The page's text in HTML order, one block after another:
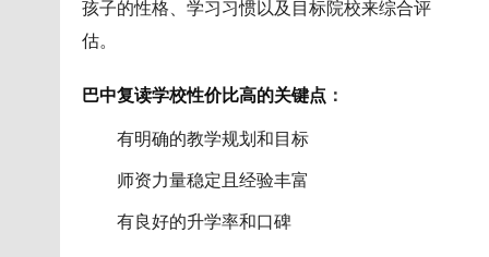
孩子的性格、学习习惯以及目标院校来综合评
估。
巴中复读学校性价比高的关键点 ：
有明确的教学规划和目标
师资力量稳定且经验丰富
有良好的升学率和口碑